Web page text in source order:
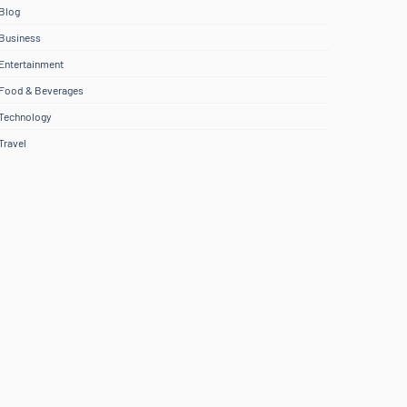
Blog
Business
Entertainment
Food & Beverages